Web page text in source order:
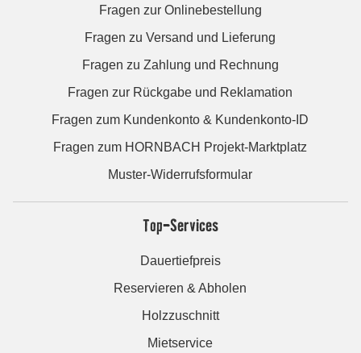
Fragen zur Onlinebestellung
Fragen zu Versand und Lieferung
Fragen zu Zahlung und Rechnung
Fragen zur Rückgabe und Reklamation
Fragen zum Kundenkonto & Kundenkonto-ID
Fragen zum HORNBACH Projekt-Marktplatz
Muster-Widerrufsformular
Top-Services
Dauertiefpreis
Reservieren & Abholen
Holzzuschnitt
Mietservice